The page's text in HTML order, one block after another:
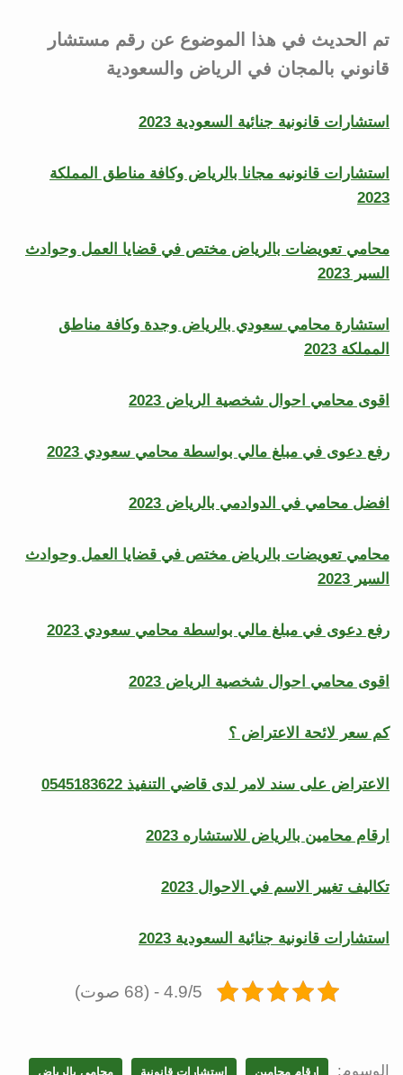
تم الحديث في هذا الموضوع عن رقم مستشار
قانوني بالمجان في الرياض والسعودية
استشارات قانونية جنائية السعودية 2023
استشارات قانونيه مجانا بالرياض وكافة مناطق المملكة
2023
محامي تعويضات بالرياض مختص في قضايا العمل وحوادث
السير 2023
استشارة محامي سعودي بالرياض وجدة وكافة مناطق
المملكة 2023
اقوى محامي احوال شخصية الرياض 2023
رفع دعوى في مبلغ مالي بواسطة محامي سعودي 2023
افضل محامي في الدوادمي بالرياض 2023
محامي تعويضات بالرياض مختص في قضايا العمل وحوادث
السير 2023
رفع دعوى في مبلغ مالي بواسطة محامي سعودي 2023
اقوى محامي احوال شخصية الرياض 2023
كم سعر لائحة الاعتراض ؟
الاعتراض على سند لامر لدى قاضي التنفيذ 0545183622
ارقام محامين بالرياض للاستشاره 2023
تكاليف تغيير الاسم في الاحوال 2023
استشارات قانونية جنائية السعودية 2023
4.9/5 - (68 صوت)
الوسوم: ارقام محامين استشارات قانونية محامي بالرياض